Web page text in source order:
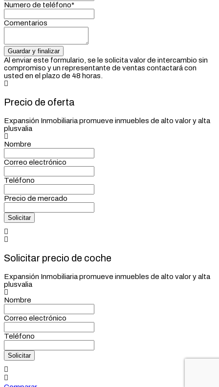
Numero de teléfono*
Comentarios
Al enviar este formulario, se le solicita valor de intercambio sin
compromiso y un representante de ventas contactará con
usted en el plazo de 48 horas.
Precio de oferta
Expansión Inmobiliaria promueve inmuebles de alto valor y alta
plusvalia
Nombre
Correo electrónico
Teléfono
Precio de mercado
Solicitar
Solicitar precio de coche
Expansión Inmobiliaria promueve inmuebles de alto valor y alta
plusvalia
Nombre
Correo electrónico
Teléfono
Solicitar